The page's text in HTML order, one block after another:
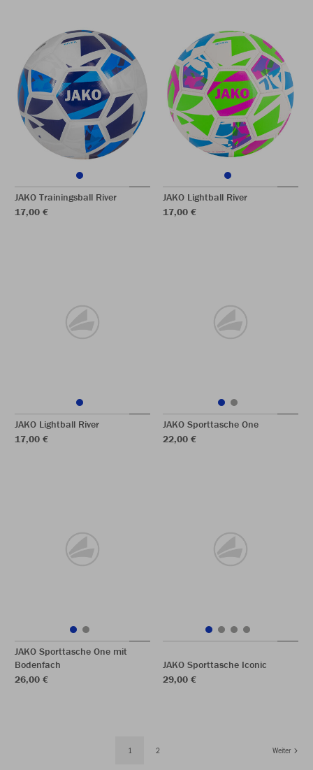
JAKO Trainingsball River
17,00 €
JAKO Lightball River
17,00 €
JAKO Lightball River
17,00 €
JAKO Sporttasche One
22,00 €
JAKO Sporttasche One mit
Bodenfach
26,00 €
JAKO Sporttasche Iconic
29,00 €
1 2 Weiter